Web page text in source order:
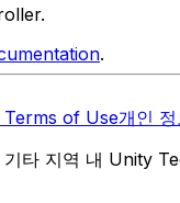
.
of Use개인
타 지역 내 Unity